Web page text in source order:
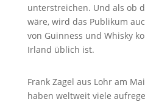
unterstreichen. Und als ob
wäre, wird das Publikum
von Guinness und Whisky
Irland üblich ist.
Frank Zagel aus Lohr am
haben weltweit viele